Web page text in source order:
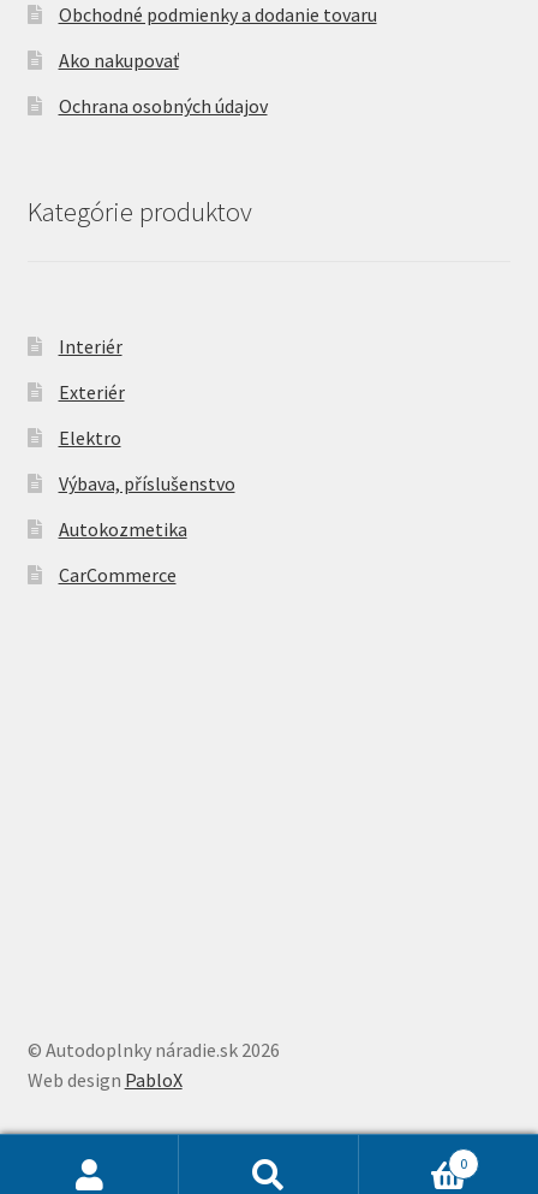
Obchodné podmienky a dodanie tovaru
Ako nakupovať
Ochrana osobných údajov
Kategórie produktov
Interiér
Exteriér
Elektro
Výbava, příslušenstvo
Autokozmetika
CarCommerce
© Autodoplnky náradie.sk 2026
Web design PabloX
0